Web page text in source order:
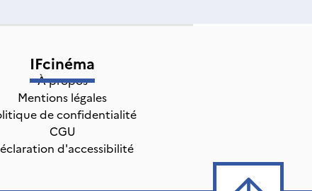
IFcinéma
À propos
Mentions légales
de confidentialité
CGU
d'accessibilité